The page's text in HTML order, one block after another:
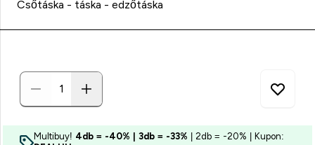
Csőtáska - táska - edzőtáska
Multibuy! 4db = -40% | 3db = -33% | 2db = -20% | Kupon: